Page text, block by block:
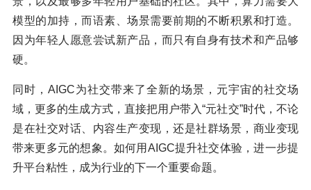
模型的加持，而语素、场景需要前期的不断积累和打造。
因为年轻人愿意尝试新产品，而只有自身有技术和产品够
硬。
同时，AIGC为社交带来了全新的场景，元宇宙的社交场
域，更多的生成方式，直接把用户带入“元社交”时代，不论
是在社交对话、内容生产变现，还是社群场景，商业变现
带来更多元的想象。如何用AIGC提升社交体验，进一步提
升平台粘性，成为行业的下一个重要命题。